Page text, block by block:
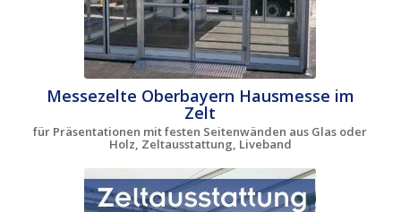
Messezelte Oberbayern Hausmesse im
Zelt
für Präsentationen mit festen Seitenwänden aus Glas oder
Holz, Zeltausstattung, Liveband